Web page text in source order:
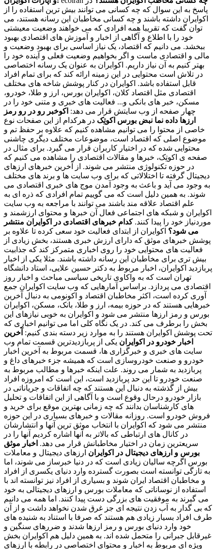
پاسخ به این سوال که چه کسانی می توانند بیش ترین استفاده را از
اکوایران داشته باشند و چه کسانی مخاطبان این رسانه هستند، می
توان گفت که تقریبا همه افرادی که می خواهند وضعیت معیشتی
خود را با اطلاع و آگاهی از اخبار و آموزش های اقتصادی بهبود
ببخشد. می دانیم که اقتصاد، یک نیاز اساسی برای بهبود وضعیت و
مالی و اقتصادی ماست و اگر بخواهیم وضعیت فعلی و آینده خود را
بهتر کنیم به آن نیاز داریم. اکوایران به عنوان یک رسانه اختصاصی
در تلاش است محتوایی در این زمینه ارائه کند که برای تمام افراد
قابل استفاده باشد. اکوایران در کنار پوشش شاخه های مختلف
اقتصادی مثل اقتصاد کلان، اکوایران بورس، ارز و طلا، خودرو،
مسکن، خبر های بانکی و... فعالیت های خبری و متنی خود را در
چهار صفحه از وب سایتش قرار می دهد: اکوخبر رو در رو رمز
ارزها داده نما نبض بورس اکوتِک در هرکدام از این صفحات نوع
خاصی از محتوا را می توانیم مشاهده کنیم که علاوه بر حفظ تم و
موضوع اصلی که اقتصاد است، موضوعات مختلف دیگری چاشنی
محتوایی شده که در اختیار کاربران قرار می گیرد. برای مثال در
صفحه ی اکوتِک، خبرها و مقالات اقتصادی را مشاهده می کنیم که
در حوزه تکنولوژی منتشر می شوند. از آخرین خبرهای ارزهای
دیجیتال گرفته تا اختلالاتی که برای وب سایت ها و برند های مختلف
به وجود می آید و باعث به وجود آمدن موج های خبری اقتصادی می
شوند. به همین دلیل است که می گوییم تمام افرادی که ذره ای به
علم اقتصاد علاقه مند باشند می توانند با مراجعه به وب سایت
اکوایران و شبکه های اجتماعی فعال آن خبرها و محتوای ارزشمند و
موردنیاز خود را پیدا کنند.کدام خبرهای اقتصادی در اکوایران منتشر
می شود؟ اکوایران از ابتدای فعالیت خود سعی کرده تا علاوه بر
پوشش خبرهای موثق که دارای ارزش خبری هستند، بخش زیادی از
فعالیت های محتوایی خود را روی اخباری متمرکز کند که جذابیت
بیش تری برای مخاطبان این رسانه داشته باشند. مثلا یکی از اخبار
پربازدید اکوایران، اخبار مربوط به دکتر حسین علایی، استاد دانشگاه
تهران است که به واکاوی تاریخی سیاسی مباحث و اخبار روز
اقتصادی می پردازد. براساس آمارهایی که وب سایت اکوایران جمع
آوری کرده است، اکثر مخاطبان اقتصاد و اکونومی به دنبال آخرین
خبرهایی هستند که در حوزه بیمه، ارز و طلا، بانک، مسکن، اکوایران
بورس و رمز ارزها منتشر می شود و اکوایران به خوبی نیازهای این
بخش را برطرف می کند. در یک نگاه کلی اما می توانیم اخباری که
تحت پوشش اکوایران هستند را به موارد زیر دسته بندی کنیم: آخرین
اخبار خودرو در اکوایران یکی از پربازدیدترین قسمت تمام وب
سایت های خبری و خبرگزاری ها، قسمت مربوط به آخرین اخبار
خودرو و صنعت خودروسازی است که همیشه جزء خبرهای داغ و
پربازدید به شمار می روند. علت اینکه خبرها و مطالب مربوط به
صنعت خودرو تا این حد پربازدید است، این است که امروزه افراد
بیش از گذشته به دنبال این هستند که چه اتفاقات و جریاناتی در
بازار خودرو درحال وقوع است و با آگاهی از این اتفاقات و تحلیل
های کارشناسان بدانند که چه زمانی بهترین موقع برای خرید و
فروش خودرو است. روزانه مقالات و خبرهای بسیاری در این حوزه
منتشر می شود که اکوایران با انتخاب موثق ترین آنها و انتشارشان
در کانال های ارتباطی که بالاتر به آنها اشاره کردیم آنها را در
سریعترین زمان در اختیار مخاطبانش قرار می دهد. اخبار موثق
بورس و ارزهای دیجیتال در اکوایران ارزهای دیجیتال و معاملات
بورس اگرچه سالیان زیادی است که در دنیا خبرساز می شوند، اما
به تازگی توانسته است بصورت گسترده وارد دنیای یکسری از افراد
و مخاطبان اقتصاد ایران شوند و بسیاری از افراد نیز توانسته اند با
استفاده از نوساناتی که معاملات بورس و ارزهای دیجیتالی به خود
می گیرند به موفقیت های بزرگی دست پیدا کنند. اما همه می دانیم
که بی گدار به آب زدن نتیجه ای جز غرق شدن نخواهد داشت و از آن
طرف افراد بسیار زیادی هم هستند که صرفا با استناد به شنیده های
خود وارد دنیای بورس و رمز ارزها شدند و ضررهای سنگین و
غیرقابل جبرانی را متحمل شده اند. به همین دلیل هم اکوایران بخش
ویژه ای مربوط به اخبار و محتوای اختصاصی در رابطه با ارزهای